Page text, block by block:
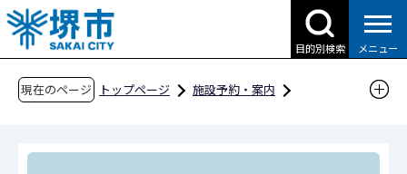
こ
の
ペ
目的別検索 メニュー
現在のページ トップページ
施設予約・案内
大浜公園相撲場